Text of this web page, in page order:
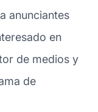
anunciantes
en
de medios y
de